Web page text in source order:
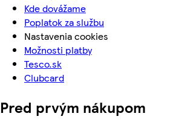
Kde dovážame
Poplatok za službu
Nastavenia cookies
Možnosti platby
Tesco.sk
Clubcard
Pred prvým nákupom